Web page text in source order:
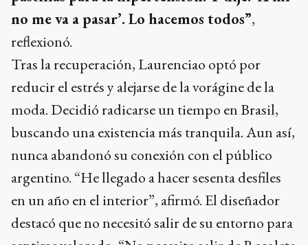
no me va a pasar’. Lo hacemos todos”,
reflexionó.
Tras la recuperación, Laurenciao optó por
reducir el estrés y alejarse de la vorágine de la
moda. Decidió radicarse un tiempo en Brasil,
buscando una existencia más tranquila. Aun así,
nunca abandonó su conexión con el público
argentino. “He llegado a hacer sesenta desfiles
en un año en el interior”, afirmó. El diseñador
destacó que no necesitó salir de su entorno para